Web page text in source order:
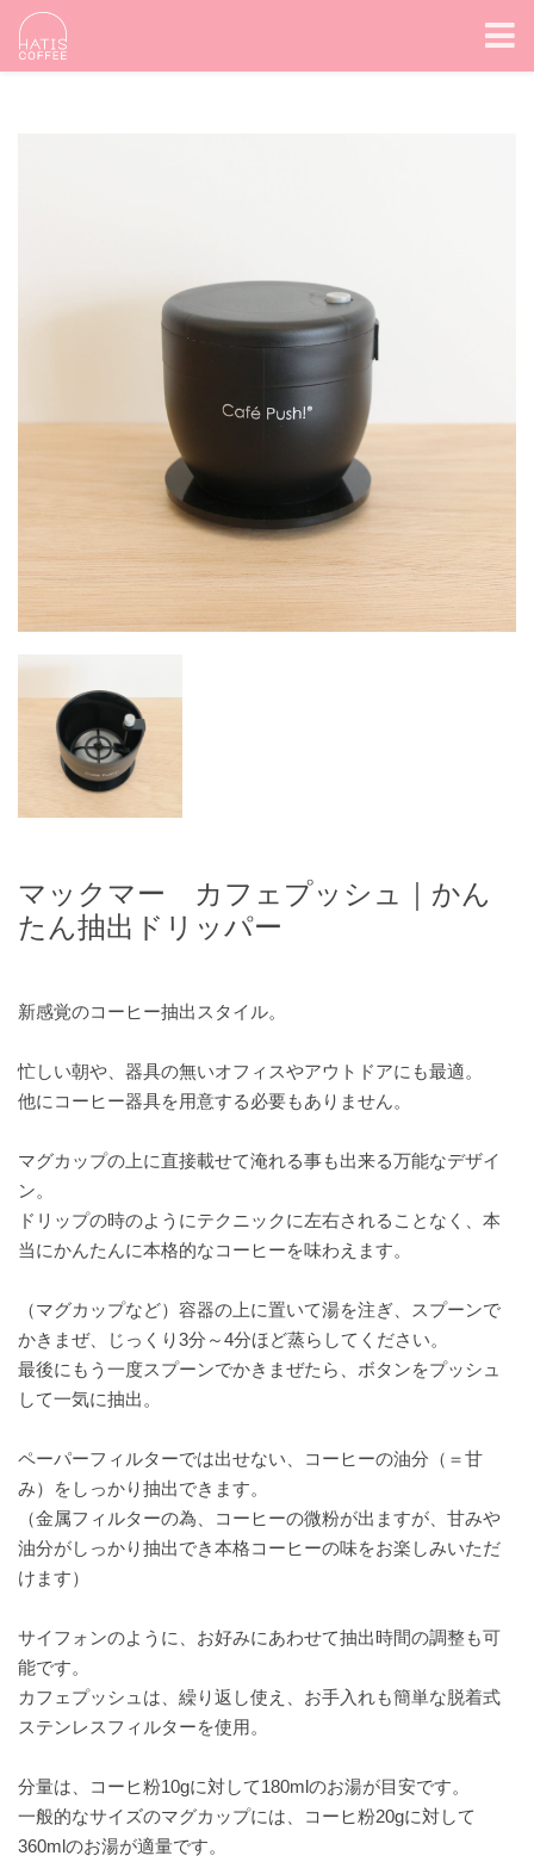
マックマー カフェプッシュ｜かん
たん抽出ドリッパー
新感覚のコーヒー抽出スタイル。
忙しい朝や、器具の無いオフィスやアウトドアにも最適。
他にコーヒー器具を用意する必要もありません。
マグカップの上に直接載せて淹れる事も出来る万能なデザイ
ン。
ドリップの時のようにテクニックに左右されることなく、本
当にかんたんに本格的なコーヒーを味わえます。
（マグカップなど）容器の上に置いて湯を注ぎ、スプーンで
かきまぜ、じっくり3分～4分ほど蒸らしてください。
最後にもう一度スプーンでかきまぜたら、ボタンをプッシュ
して一気に抽出。
ペーパーフィルターでは出せない、コーヒーの油分（＝甘
み）をしっかり抽出できます。
（金属フィルターの為、コーヒーの微粉が出ますが、甘みや
油分がしっかり抽出でき本格コーヒーの味をお楽しみいただ
けます）
サイフォンのように、お好みにあわせて抽出時間の調整も可
能です。
カフェプッシュは、繰り返し使え、お手入れも簡単な脱着式
ステンレスフィルターを使用。
分量は、コーヒ粉10gに対して180mlのお湯が目安です。
一般的なサイズのマグカップには、コーヒ粉20gに対して
360mlのお湯が適量です。